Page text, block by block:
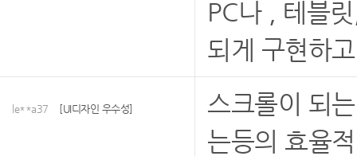
PC나 , 테블
되게 구현하
le**a37 [UI디자인 우수성]
스크롤이 되
는등의 효율